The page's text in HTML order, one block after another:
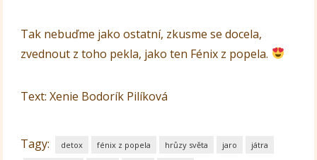
Tak nebuďme jako ostatní, zkusme se docela,
zvednout z toho pekla, jako ten Fénix z popela.
Text: Xenie Bodorík Pilíková
Tagy: detox fénix z popela hrůzy světa jaro játra